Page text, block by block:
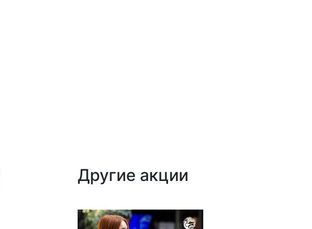
Другие акции